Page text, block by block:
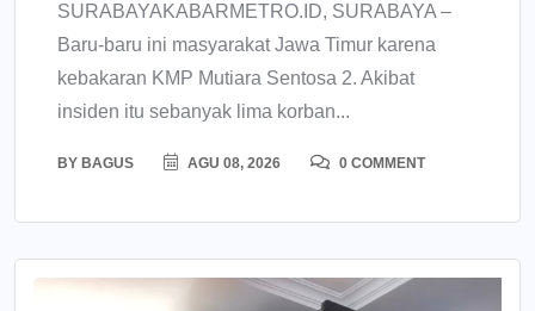
SURABAYAKABARMETRO.ID, SURABAYA –
Baru-baru ini masyarakat Jawa Timur karena
kebakaran KMP Mutiara Sentosa 2. Akibat
insiden itu sebanyak lima korban...
BY BAGUS AGU 08, 2026 0 COMMENT